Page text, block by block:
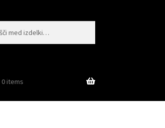
0 items